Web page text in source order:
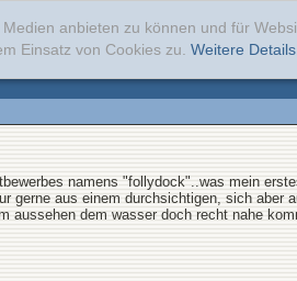
anbieten zu können und für
Einsatz von Cookies zu. Weitere
namens "follydock"..was mein
gerne aus einem durchsichtigen, sich
aussehen dem wasser doch recht nahe